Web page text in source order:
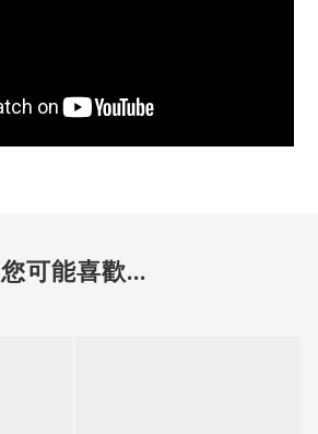
您可能喜歡...